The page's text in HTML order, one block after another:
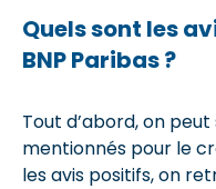
Quels sont les
BNP Paribas ?
Tout d’abord, on
mentionnés pour le
les avis positifs, on